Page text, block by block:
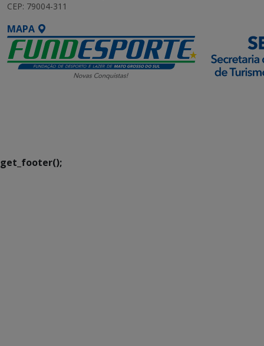
CEP: 79004-311
MAPA
get_footer();